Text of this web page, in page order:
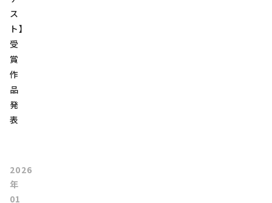
ス
ト】
受
賞
作
品
発
表
2026
年
01